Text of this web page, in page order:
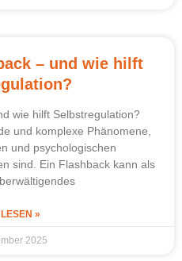
– und wie hilft
wie hilft Selbstregulation?
und komplexe Phänomene,
und psychologischen
sind. Ein Flashback kann als
»
2025